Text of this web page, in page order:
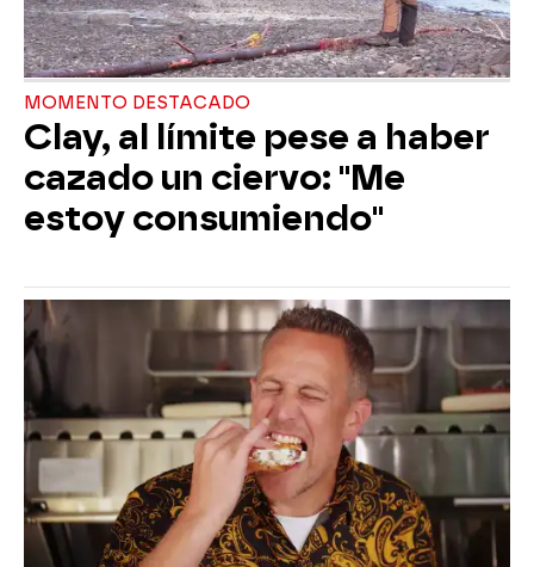
MOMENTO DESTACADO
Clay, al límite pese a haber
cazado un ciervo: "Me
estoy consumiendo"